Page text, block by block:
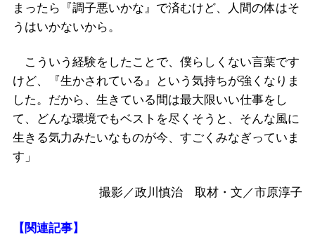
まったら『調子悪いかな』で済むけど、人間の体はそ
うはいかないから。
こういう経験をしたことで、僕らしくない言葉です
けど、『生かされている』という気持ちが強くなりま
した。だから、生きている間は最大限いい仕事をし
て、どんな環境でもベストを尽くそうと、そんな風に
生きる気力みたいなものが今、すごくみなぎっていま
す」
撮影／政川慎治 取材・文／市原淳子
【関連記事】